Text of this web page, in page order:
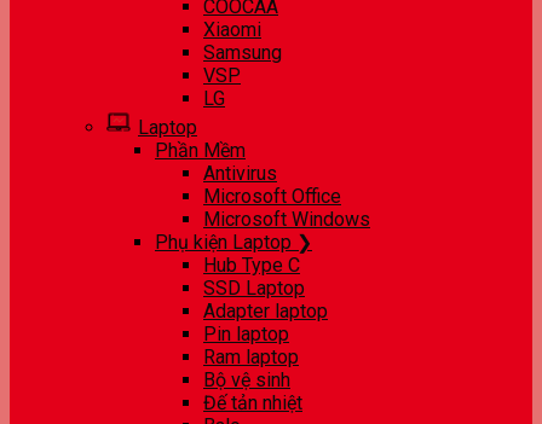
COOCAA
Xiaomi
Samsung
VSP
LG
Laptop
Phần Mềm
Antivirus
Microsoft Office
Microsoft Windows
Phụ kiện Laptop ❯
Hub Type C
SSD Laptop
Adapter laptop
Pin laptop
Ram laptop
Bộ vệ sinh
Đế tản nhiệt